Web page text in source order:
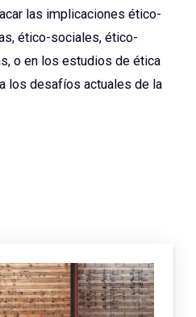
las implicaciones ético-
ético-sociales, ético-
o en los estudios de ética
los desafíos actuales de la